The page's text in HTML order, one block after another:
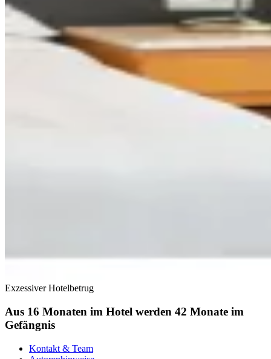
Exzessiver Hotelbetrug
Aus 16 Monaten im Hotel werden 42 Monate im
Gefängnis
Kontakt & Team